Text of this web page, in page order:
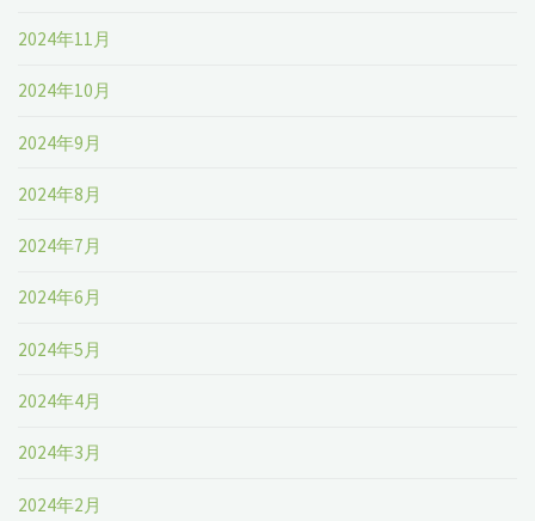
2024年11月
2024年10月
2024年9月
2024年8月
2024年7月
2024年6月
2024年5月
2024年4月
2024年3月
2024年2月